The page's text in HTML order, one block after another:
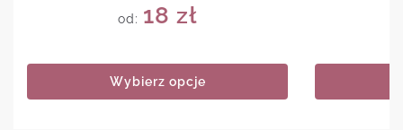
od: 18 zł
Wybierz opcje